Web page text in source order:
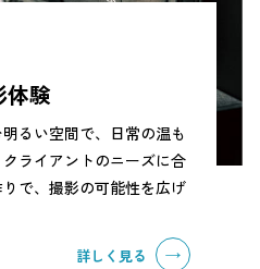
体験
るい空間で、日常の温も
ライアントのニーズに合
で、撮影の可能性を広げ
詳しく見る